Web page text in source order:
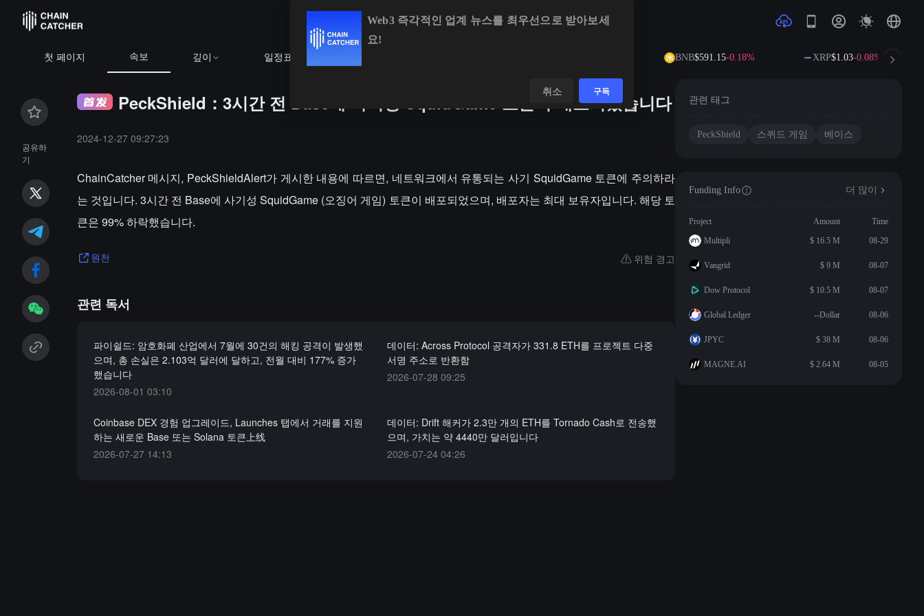
첫 페이지 속보 깊이 일정표 BNB$591.15-0.18% XRP$1.03-0.08%
공유하
기
PeckShield：3시간 전 Base에 사기성 SquidGame 토큰이 배포되었습니다
2024-12-27 09:27:23
ChainCatcher 메시지, PeckShieldAlert가 게시한 내용에 따르면, 네트워크에서 유통되는 사기 SquidGame 토큰에 주의하라
는 것입니다. 3시간 전 Base에 사기성 SquidGame (오징어 게임) 토큰이 배포되었으며, 배포자는 최대 보유자입니다. 해당 토
큰은 99% 하락했습니다.
원천 위험 경고
관련 독서
파이쉴드: 암호화폐 산업에서 7월에 30건의 해킹 공격이 발생했
으며, 총 손실은 2.103억 달러에 달하고, 전월 대비 177% 증가
했습니다
2026-08-01 03:10
데이터: Across Protocol 공격자가 331.8 ETH를 프로젝트 다중
서명 주소로 반환함
2026-07-28 09:25
Coinbase DEX 경험 업그레이드, Launches 탭에서 거래를 지원
하는 새로운 Base 또는 Solana 토큰上线
2026-07-27 14:13
데이터: Drift 해커가 2.3만 개의 ETH를 Tornado Cash로 전송했
으며, 가치는 약 4440만 달러입니다
2026-07-24 04:26
관련 태그
PeckShield 스퀴드 게임 베이스
Funding Info 더 많이
Project Amount
Time
Multipli
$ 16.5 M 08-29
Vangrid $ 9 M 08-07
Dow Protocol $ 10.5 M 08-07
Global Ledger --Dollar 08-06
JPYC $ 38 M 08-06
MAGNE.AI $ 2.64 M 08-05
Web3 즉각적인 업계 뉴스를 최우선으로 받아보세
요!
취소 구독